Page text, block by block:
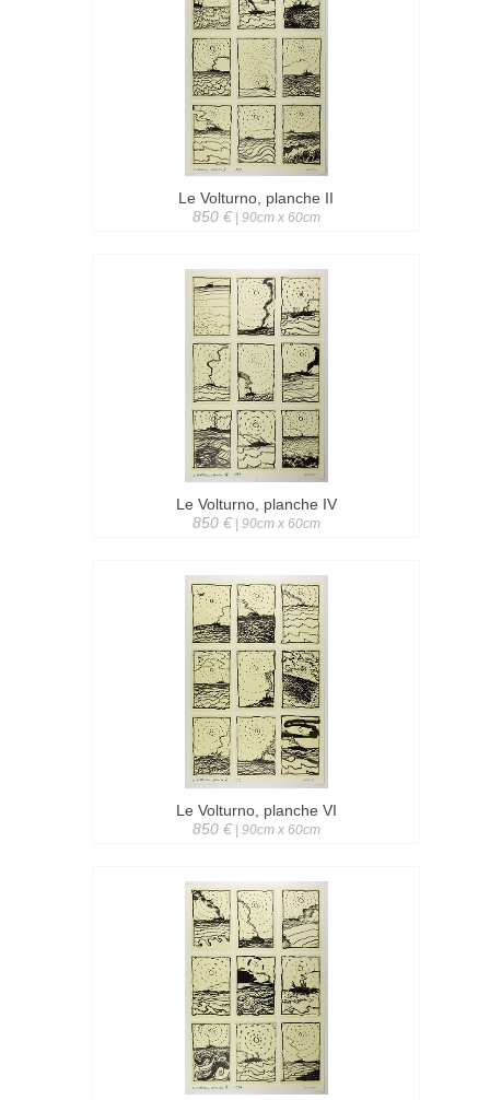
Le Volturno, planche II
850 €| 90cm x 60cm
Le Volturno, planche IV
850 €| 90cm x 60cm
Le Volturno, planche VI
850 €| 90cm x 60cm